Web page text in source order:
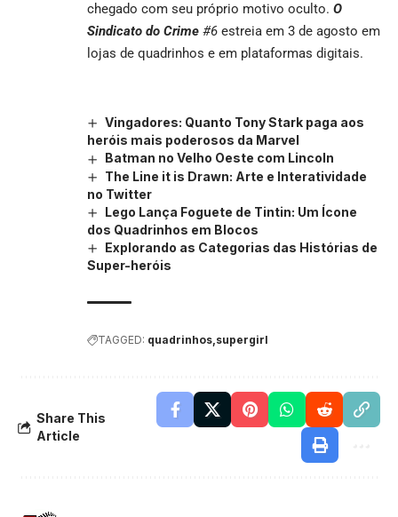
chegado com seu próprio motivo oculto. O
Sindicato do Crime #6 estreia em 3 de agosto em
lojas de quadrinhos e em plataformas digitais.
Vingadores: Quanto Tony Stark paga aos
heróis mais poderosos da Marvel
Batman no Velho Oeste com Lincoln
The Line it is Drawn: Arte e Interatividade
no Twitter
Lego Lança Foguete de Tintin: Um Ícone
dos Quadrinhos em Blocos
Explorando as Categorias das Histórias de
Super-heróis
TAGGED: quadrinhos supergirl
Share This
Article